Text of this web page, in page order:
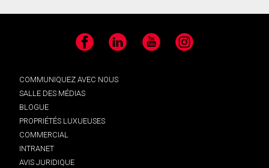
Facebook LinkedIn YouTube Instagram
COMMUNIQUEZ AVEC NOUS
SALLE DES MÉDIAS
BLOGUE
PROPRIÉTÉS LUXUEUSES
COMMERCIAL
INTRANET
AVIS JURIDIQUE